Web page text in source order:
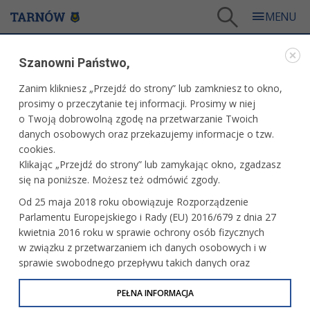
MIESIĘCZNIK TARNÓW.PL
Numer 54
Numer 53
Numer 52
Szanowni Państwo,
Zanim klikniesz „Przejdź do strony” lub zamkniesz to okno,
prosimy o przeczytanie tej informacji. Prosimy w niej
o Twoją dobrowolną zgodę na przetwarzanie Twoich
danych osobowych oraz przekazujemy informacje o tzw.
cookies.
Klikając „Przejdź do strony” lub zamykając okno, zgadzasz
się na poniższe. Możesz też odmówić zgody.
Od 25 maja 2018 roku obowiązuje Rozporządzenie
Parlamentu Europejskiego i Rady (EU) 2016/679 z dnia 27
kwietnia 2016 roku w sprawie ochrony osób fizycznych
w związku z przetwarzaniem ich danych osobowych i w
sprawie swobodnego przepływu takich danych oraz
uchylenia dyrektywy 95/46/WE (określane jako RODO, GDPR
lub Ogólne Rozporządzenie o Ochronie Danych
PEŁNA INFORMACJA